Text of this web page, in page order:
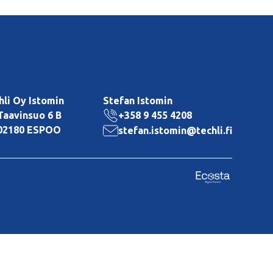
Oy Istomin
6 B
ESPOO
Stefan Istomin
+358 9 455 4208
stefan.istomin@techli.fi